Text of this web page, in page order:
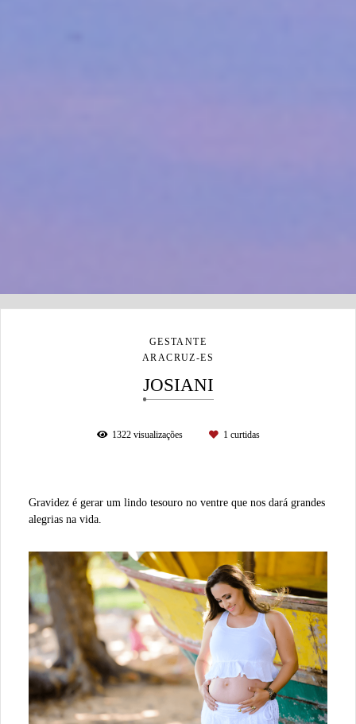
GESTANTE
ARACRUZ-ES
JOSIANI
1322visualizações 1curtidas
Gravidez é gerar um lindo tesouro no ventre que nos dará grandes
alegrias na vida.